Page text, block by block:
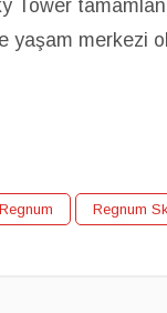
Tower
yaşam merkezi
Regnum Regnum